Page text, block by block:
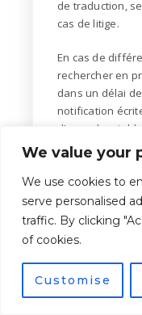
We value your
We use cookies to
serve personalised
traffic. By clicking
of cookies.
Customise
de traduction,
cas de litige.
En cas de
rechercher en
dans un délai
notification
d’accord
Chartres
connaître de
l’interprétation
CGV.